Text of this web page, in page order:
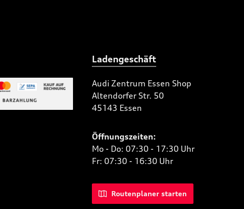
Ladengeschäft
Audi Zentrum Essen Shop
Altendorfer Str. 50
45143 Essen
Öffnungszeiten:
Mo - Do: 07:30 - 17:30 Uhr
Fr: 07:30 - 16:30 Uhr
Routenplaner starten